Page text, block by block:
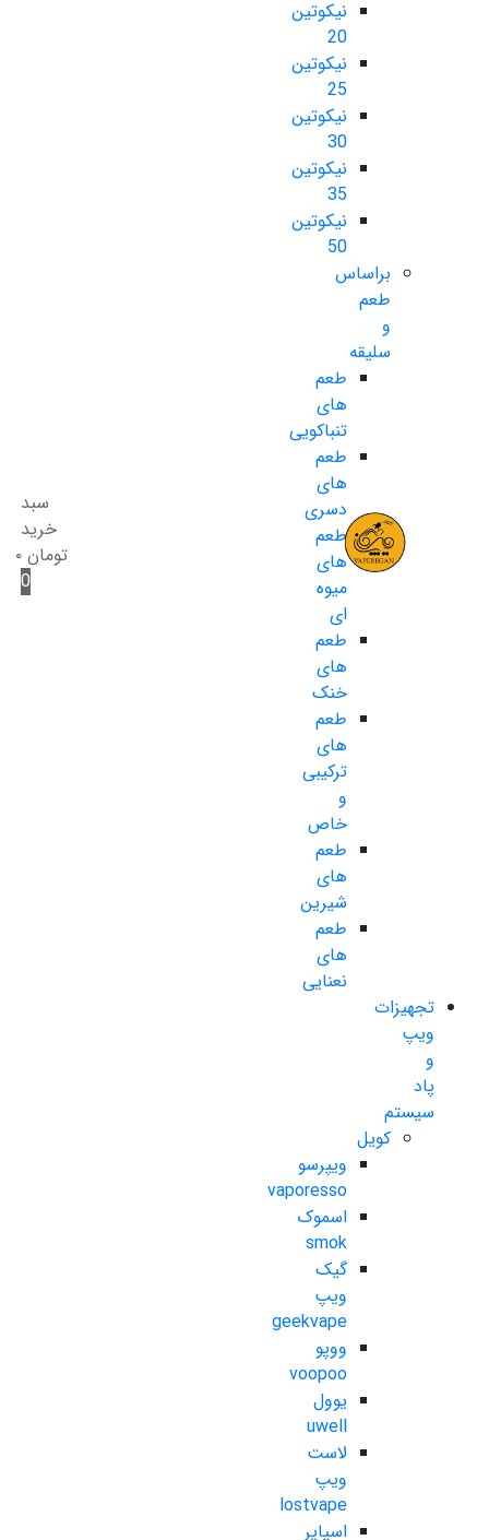
نیکوتین
20
نیکوتین
25
نیکوتین
30
نیکوتین
35
نیکوتین
50
براساس
طعم
و
سلیقه
طعم
های
تنباکویی
طعم
های
دسری
طعم
های
میوه
ای
طعم
های
خنک
طعم
های
ترکیبی
و
خاص
طعم
های
شیرین
طعم
های
نعنایی
تجهیزات
ویپ
و
پاد
سیستم
کویل
ویپرسو
vaporesso
اسموک
smok
گیک
ویپ
geekvape
ووپو
voopoo
یوول
uwell
لاست
ویپ
lostvape
اسپایر
سبد
خرید
تومان ۰
0